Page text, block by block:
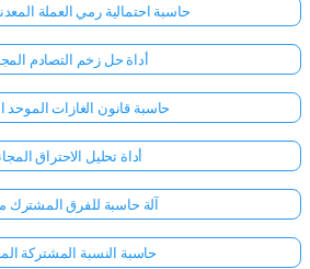
حاسبة احتمالية رمي العملة
أداة حل زخم التصادم
حاسبة قانون الغازات الموحد
أداة تحليل الاحتراق
آلة حاسبة للفرق المشترك
حاسبة النسبة المشتركة